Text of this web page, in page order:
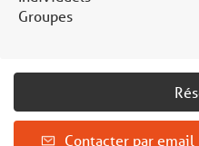
Groupes
Contacter par email